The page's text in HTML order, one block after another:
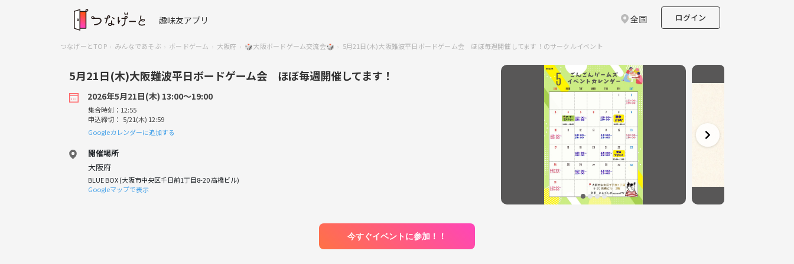
趣味友アプリ 全国 ログイン
つなげーとTOP みんなであそぶ ボードゲーム 大阪府 🎲大阪ボードゲーム交流会🎲 5月21日(木)大阪難波平日ボードゲーム会 ほぼ毎週開催してます！のサークルイベント
5月21日(木)大阪難波平日ボードゲーム会 ほぼ毎週開催してます！
2026年5月21日(木) 13:00〜19:00
集合時刻：12:55
申込締切： 5/21(木) 12:59
Googleカレンダーに追加する
開催場所
大阪府
BLUE BOX (大阪市中央区千日前1丁目8-20 高橋ビル)
Googleマップで表示
今すぐイベントに参加！！